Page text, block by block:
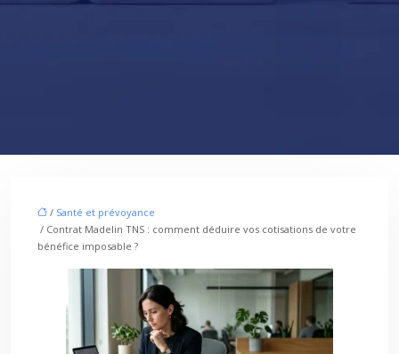
/ Santé et prévoyance
/ Contrat Madelin TNS : comment déduire vos cotisations de votre
bénéfice imposable ?